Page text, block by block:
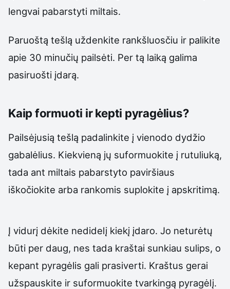
lengvai pabarstyti miltais.
Paruoštą tešlą uždenkite rankšluosčiu ir palikite
apie 30 minučių pailsėti. Per tą laiką galima
pasiruošti įdarą.
Kaip formuoti ir kepti pyragėlius?
Pailsėjusią tešlą padalinkite į vienodo dydžio
gabalėlius. Kiekvieną jų suformuokite į rutuliuką,
tada ant miltais pabarstyto paviršiaus
iškočiokite arba rankomis suplokite į apskritimą.
Į vidurį dėkite nedidelį kiekį įdaro. Jo neturėtų
būti per daug, nes tada kraštai sunkiau sulips, o
kepant pyragėlis gali prasiverti. Kraštus gerai
užspauskite ir suformuokite tvarkingą pyragėlį.